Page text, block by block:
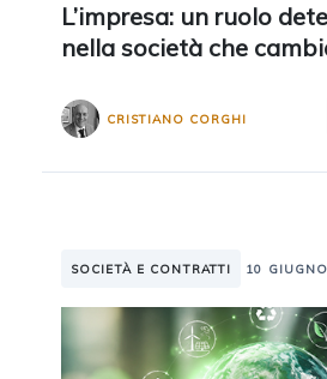
L’impresa: un ruolo
nella società che
CRISTIANO CORGHI
SOCIETÀ E CONTRATTI 10